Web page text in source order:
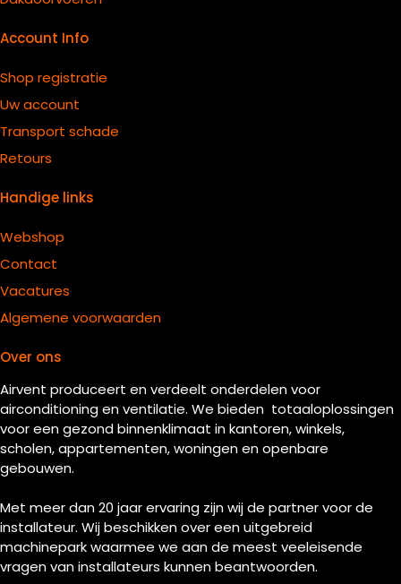
Account Info
Shop registratie
Uw account
Transport schade
Retours
Handige links
Webshop
Contact
Vacatures
Algemene voorwaarden
Over ons
Airvent produceert en verdeelt onderdelen voor
airconditioning en ventilatie. We bieden totaaloplossingen
voor een gezond binnenklimaat in kantoren, winkels,
scholen, appartementen, woningen en openbare
gebouwen.
Met meer dan 20 jaar ervaring zijn wij de partner voor de
installateur. Wij beschikken over een uitgebreid
machinepark waarmee we aan de meest veeleisende
vragen van installateurs kunnen beantwoorden.